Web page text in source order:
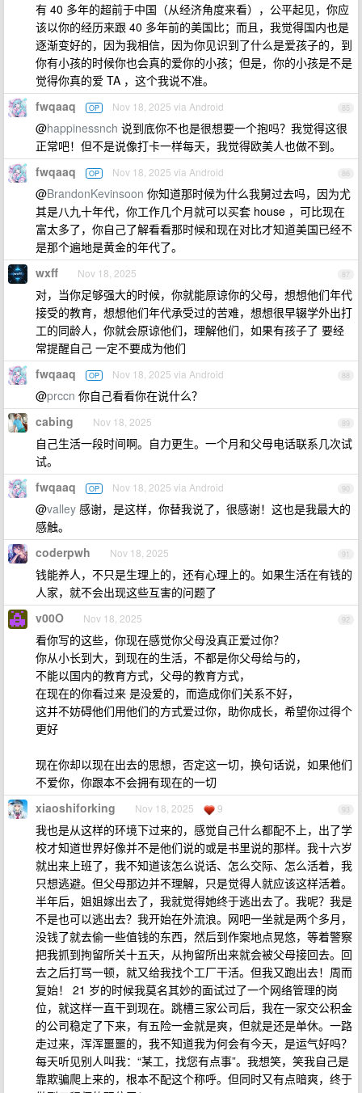
有 40 多年的超前于中国（从经济角度来看），公平起见，你应
该以你的经历来跟 40 多年前的美国比；而且，我觉得国内也是
逐渐变好的，因为我相信，因为你见识到了什么是爱孩子的，到
你有小孩的时候你也会真的爱你的小孩；但是，你的小孩是不是
觉得你真的爱 TA ，这个我说不准。
85
fwqaaq OP Nov 18, 2025 via Android
@happinessnch 说到底你不也是很想要一个抱吗？我觉得这很
正常吧！但不是说像打卡一样每天，我觉得欧美人也做不到。
86
fwqaaq OP Nov 18, 2025 via Android
@BrandonKevinsoon 你知道那时候为什么我舅过去吗，因为尤
其是八九十年代，你工作几个月就可以买套 house ，可比现在
富太多了，你自己了解看看那时候和现在对比才知道美国已经不
是那个遍地是黄金的年代了。
87
wxff Nov 18, 2025
对，当你足够强大的时候，你就能原谅你的父母，想想他们年代
接受的教育，想想他们年代承受过的苦难，想想很早辍学外出打
工的同龄人，你就会原谅他们，理解他们，如果有孩子了 要经
常提醒自己 一定不要成为他们
88
fwqaaq OP Nov 18, 2025 via Android
@prccn 你自己看看你在说什么？
89
cabing Nov 18, 2025
自己生活一段时间啊。自力更生。一个月和父母电话联系几次试
试。
90
fwqaaq OP Nov 18, 2025 via Android
@valley 感谢，是这样，你替我说了，很感谢！这也是我最大的
感触。
91
coderpwh Nov 18, 2025
钱能养人，不只是生理上的，还有心理上的。如果生活在有钱的
人家，就不会出现这些互害的问题了
92
v00O Nov 18, 2025
看你写的这些，你现在感觉你父母没真正爱过你？
你从小长到大，到现在的生活，不都是你父母给与的，
不能以国内的教育方式，父母的教育方式，
在现在的你看过来 是没爱的，而造成你们关系不好，
这并不妨碍他们用他们的方式爱过你，助你成长，希望你过得个
更好
现在你却以现在出去的思想，否定这一切，换句话说，如果他们
不爱你，你跟本不会拥有现在的一切
93
xiaoshiforking Nov 18, 2025 9
我也是从这样的环境下过来的，感觉自己什么都配不上，出了学
校才知道世界好像并不是他们说的或是书里说的那样。我十六岁
就出来上班了，我不知道该怎么说话、怎么交际、怎么活着，我
只想逃避。但父母那边并不理解，只是觉得人就应该这样活着。
半年后，姐姐嫁出去了，我就觉得她终于逃出去了。我呢？我是
不是也可以逃出去？我开始在外流浪。网吧一坐就是两个多月，
没钱了就去偷一些值钱的东西，然后到作案地点晃悠，等着警察
把我抓到拘留所关十五天，从拘留所出来就会被父母接回去。回
去之后打骂一顿，就又给我找个工厂干活。但我又跑出去！周而
复始！ 21 岁的时候我莫名其妙的面试过了一个网络管理的岗
位，就这样一直干到现在。跳槽三家公司后，我在一家交公积金
的公司稳定了下来，有五险一金就是爽，但就是还是单休。一路
走过来，浑浑噩噩的，我不知道我为何会有今天，是运气好吗？
每天听见别人叫我：“某工，找您有点事”。我想笑，笑我自己是
靠欺骗爬上来的，根本不配这个称呼。但同时又有点暗爽，终于